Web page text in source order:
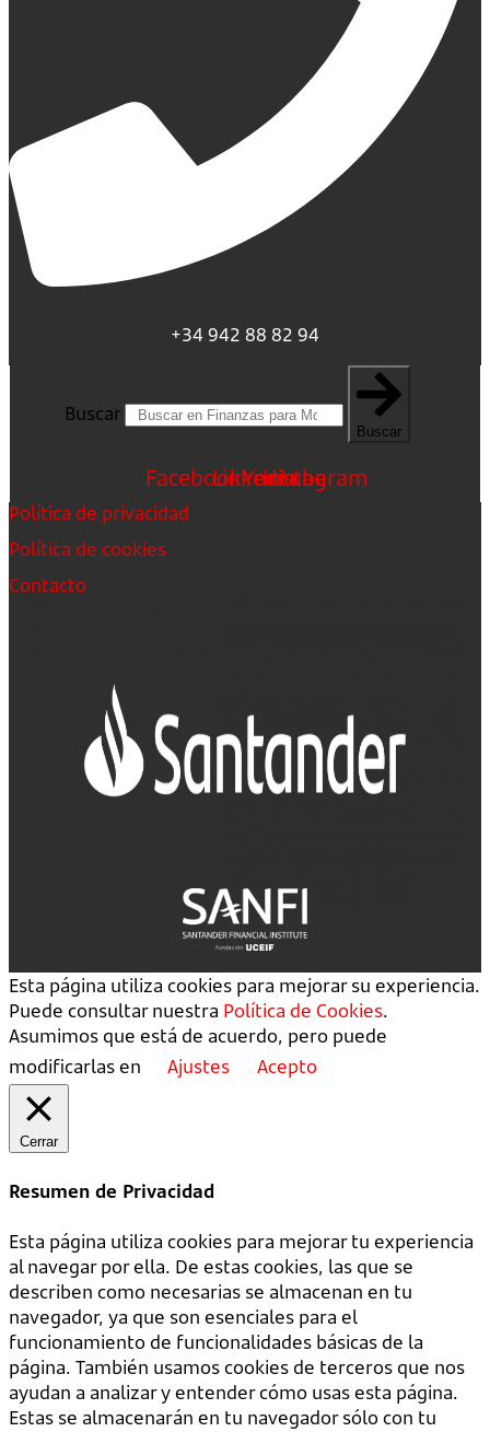
+34 942 88 82 94
Buscar
Buscar
FacebookLinkedin
Youtube
Instagram
Política de privacidad
Política de cookies
Contacto
Esta página utiliza cookies para mejorar su experiencia.
Puede consultar nuestra Política de Cookies.
Asumimos que está de acuerdo, pero puede
modificarlas en
Ajustes Acepto
Cerrar
Resumen de Privacidad
Esta página utiliza cookies para mejorar tu experiencia
al navegar por ella. De estas cookies, las que se
describen como necesarias se almacenan en tu
navegador, ya que son esenciales para el
funcionamiento de funcionalidades básicas de la
página. También usamos cookies de terceros que nos
ayudan a analizar y entender cómo usas esta página.
Estas se almacenarán en tu navegador sólo con tu